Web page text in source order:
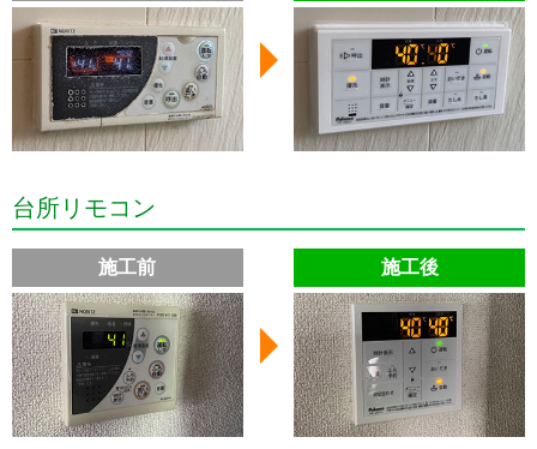
台所リモコン
施工前 施工後